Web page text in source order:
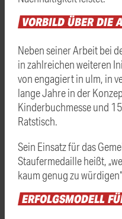
VORBILD ÜBERDIE
Neben seiner Arbeit bei
in zahlreichen weiteren
von engagiert in ulm, in
lange Jahre in der
Kinderbuchmesse und
Ratstisch.
Sein Einsatz für das
Staufermedaille heißt,
kaum genug zu
ERFOLGSMODELL